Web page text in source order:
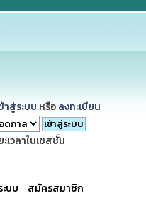
าสู่ระบบ หรือ ลงทะเบียน
เวลาในเซสชั่น
ะบบ สมัครสมาชิก